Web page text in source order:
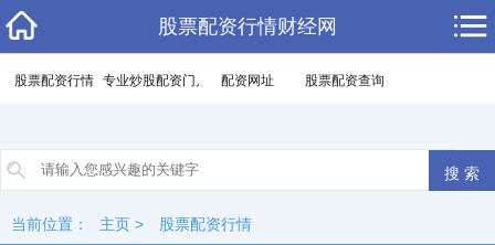
股票配资行情财经网
股票配资行情 专业炒股配资门户 配资网址 股票配资查询
当前位置： 主页 > 股票配资行情